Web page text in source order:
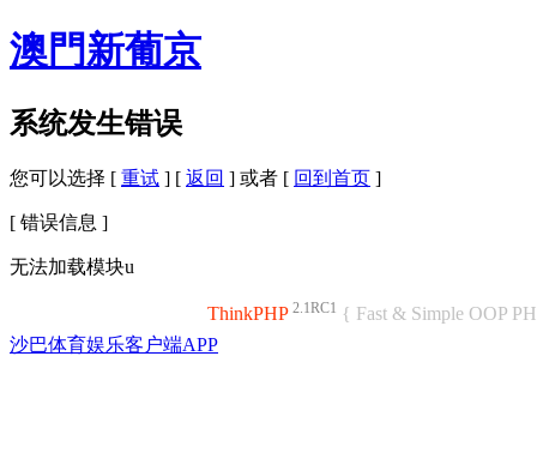
澳門新葡京
系统发生错误
您可以选择 [ 重试 ] [ 返回 ] 或者 [ 回到首页 ]
[ 错误信息 ]
无法加载模块u
ThinkPHP 2.1RC1 { Fast & Simple OOP
沙巴体育娱乐客户端APP